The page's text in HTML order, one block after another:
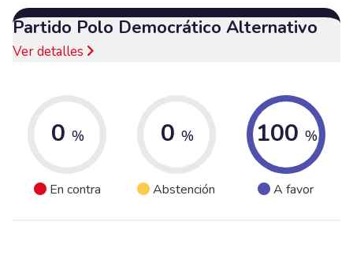
Partido Polo Democrático Alternativo
Ver detalles
0 %
En contra
0 %
Abstención
100 %
A favor